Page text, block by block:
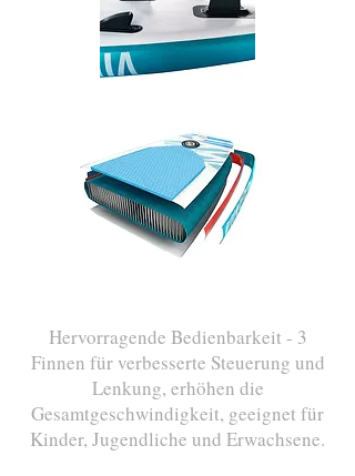
Hervorragende Bedienbarkeit - 3
Finnen für verbesserte Steuerung und
Lenkung, erhöhen die
Gesamtgeschwindigkeit, geeignet für
Kinder, Jugendliche und Erwachsene.